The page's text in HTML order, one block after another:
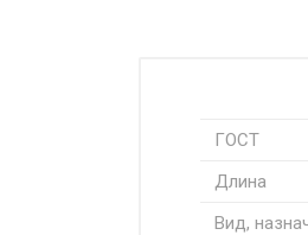
ГОСТ
Длина
Вид,